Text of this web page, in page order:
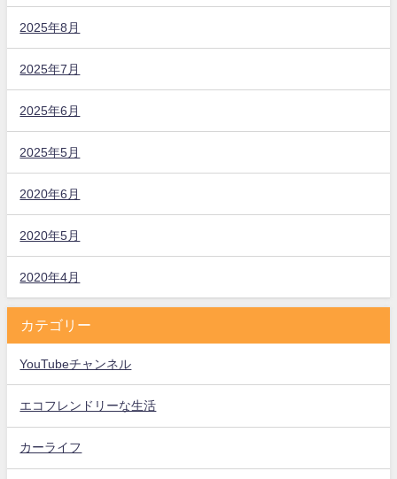
2025年8月
2025年7月
2025年6月
2025年5月
2020年6月
2020年5月
2020年4月
カテゴリー
YouTubeチャンネル
エコフレンドリーな生活
カーライフ